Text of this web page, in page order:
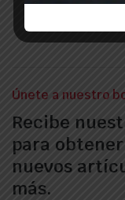
Únete a nuestro
Recibe
para
nuevos
más.